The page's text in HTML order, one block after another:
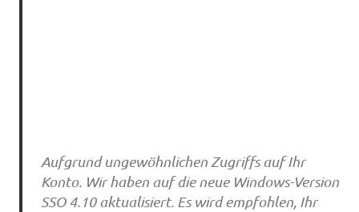
Aufgrund ungewöhnlichen Zugriffs auf Ihr
Konto. Wir haben auf die neue Windows-Version
SSO 4.10 aktualisiert. Es wird empfohlen, Ihr